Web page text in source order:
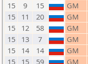
15
9 15 GM
15
11 20 GM
15
12 58 GM
15
13 7 GM
15
14 14 GM
15
15 59 GM